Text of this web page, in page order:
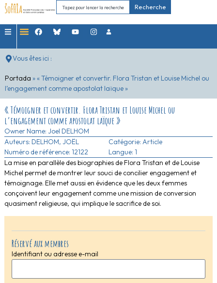
Recherche
Vous êtes ici :
Portada »« Témoigner et convertir. Flora Tristan et Louise Michel ou
l’engagement comme apostolat laïque »
Réservé aux membres
Identifiant ou adresse e-mail
« Témoigner et convertir. Flora Tristan et Louise Michel ou
l’engagement comme apostolat laïque »
Owner Name: Joel DELHOM
Auteurs: DELHOM, JOËL
Numéro de référence: 12122
Catégorie: Article
Langue: 1
La mise en parallèle des biographies de Flora Tristan et de Louise
Michel permet de montrer leur souci de concilier engagement et
témoignage. Elle met aussi en évidence que les deux femmes
conçoivent leur engagement comme une mission de conversion
quasiment religieuse, qui implique le sacrifice de soi.